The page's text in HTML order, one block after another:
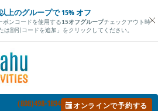
上のグループで 15% オフ
ポンコードを使用する15オフグループチェックアウト時
は割引コードを追加」をクリックしてください。
(808)498-1894 オンラインで予約する